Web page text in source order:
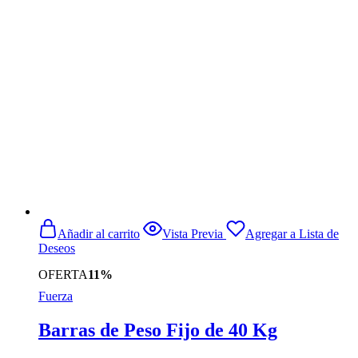
OFERTA11%
Añadir al carrito Vista Previa
Agregar a Lista de
Deseos
Fuerza
Barras de Peso Fijo de 40 Kg